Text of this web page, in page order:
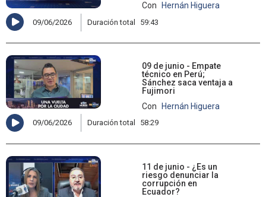
Con
Hernán Higuera
09/06/2026 Duración total 59:43
09 de junio - Empate
técnico en Perú;
Sánchez saca ventaja a
Fujimori
Con
Hernán Higuera
09/06/2026 Duración total 58:29
11 de junio - ¿Es un
riesgo denunciar la
corrupción en
Ecuador?